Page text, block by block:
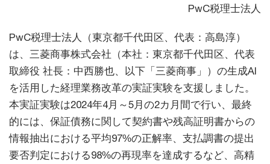
PwC税理士法人
PwC税理士法人（東京都千代田区、代表：高島淳）
は、三菱商事株式会社（本社：東京都千代田区、代表
取締役 社長：中西勝也、以下「三菱商事」）の生成AI
を活用した経理業務改革の実証実験を支援しました。
本実証実験は2024年4月～5月の2カ月間で行い、最終
的には、保証債務に関して契約書や残高証明書からの
情報抽出における平均97%の正解率、支払調書の提出
要否判定における98%の再現率を達成するなど、高精